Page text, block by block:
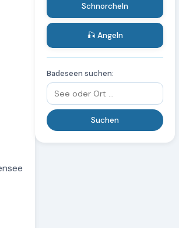
Schnorcheln
🎣 Angeln
Badeseen suchen: